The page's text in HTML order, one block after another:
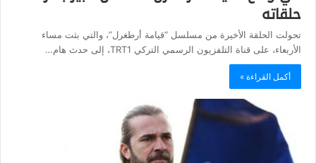
حلقاته
تحولت الحلقة الأخيرة من مسلسل “قيامة أرطغرل”، والتي بثت مساء
الأربعاء، على قناة التلفزيون الرسمي التركي TRT1، إلى حدث هام…
أكمل القراءة »